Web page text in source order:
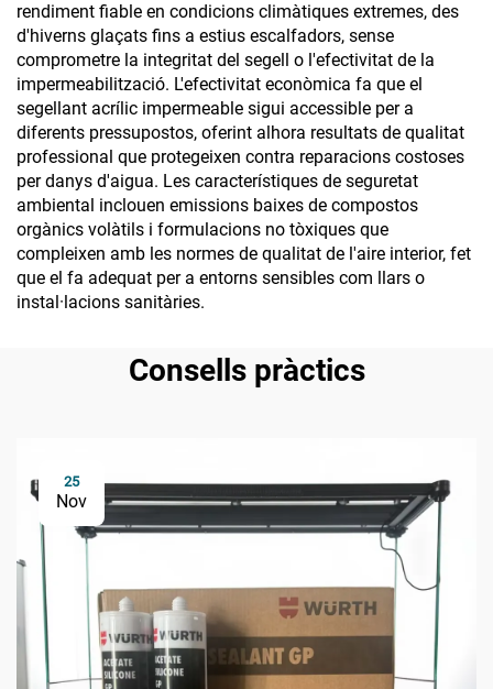
rendiment fiable en condicions climàtiques extremes, des
d'hiverns glaçats fins a estius escalfadors, sense
comprometre la integritat del segell o l'efectivitat de la
impermeabilització. L'efectivitat econòmica fa que el
segellant acrílic impermeable sigui accessible per a
diferents pressupostos, oferint alhora resultats de qualitat
professional que protegeixen contra reparacions costoses
per danys d'aigua. Les característiques de seguretat
ambiental inclouen emissions baixes de compostos
orgànics volàtils i formulacions no tòxiques que
compleixen amb les normes de qualitat de l'aire interior, fet
que el fa adequat per a entorns sensibles com llars o
instal·lacions sanitàries.
Consells pràctics
25
Nov